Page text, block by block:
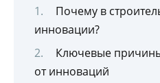
Почему в
инновации?
Ключевые
от инноваций